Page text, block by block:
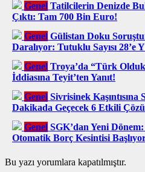
Genel Tatilcilerin Denizde
Çıktı: Tam 700 Bin Euro!
Genel Gülistan Doku
Daralıyor: Tutuklu Sayısı 28’e
Genel Troya’da “Türk
İddiasına Teyit’ten Yanıt!
Genel Sivrisinek
Dakikada Geçecek 6 Etkili
Genel SGK’dan Yeni
Otomatik Borç Kesintisi
Bu yazı yorumlara kapatılmıştır.